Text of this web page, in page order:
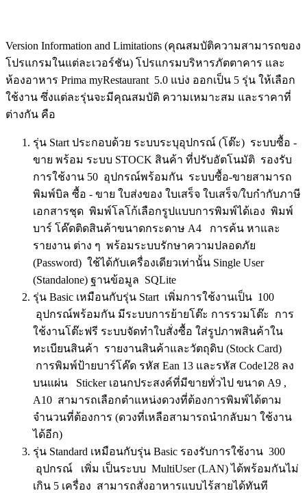
Version Information and Limitations (คุณสมบัติความสามารถของ
โปรแกรมในแต่ละเวอร์ชัน) โปรแกรมบริหารภัตตาคาร และ
ห้องอาหาร Prima myRestaurant 5.0 แบ่ง ออกเป็น 5 รุ่น ให้เลือก
ใช้งาน ซึ่งแต่ละรุ่นจะมีคุณสมบัติ ความเหมาะสม และราคาที่
ต่างกัน คือ
รุ่น Start ประกอบด้วย ระบบระบุอุปกรณ์ (โต๊ะ) ระบบซื้อ -
ขาย พร้อม ระบบ STOCK สินค้า ที่ปรับอัตโนมัติ รองรับ
การใช้งาน 50 อุปกรณ์พร้อมกัน ระบบซื้อ-ขายสามารถ
พิมพ์บิล ซื้อ - ขาย ใบส่งของ ใบเสร็จ ใบเสร็จ/ใบกำกับภาษี
เอกสารชุด พิมพ์โลโก้เลือกรูปแบบการพิมพ์ได้เอง พิมพ์
บาร์ โค๊ดติดสินค้าขนาดกระดาษ A4 การค้น หาและ
รายงาน ต่าง ๆ พร้อมระบบรักษาความปลอดภัย
(Password) ใช้ได้กับเครื่องเดียวเท่านั้น Single User
(Standalone) ฐานข้อมูล SQLite
รุ่น Basic เหมือนกับรุ่น Start เพิ่มการใช้งานเป็น 100
อุปกรณ์พร้อมกัน มีระบบการย้ายโต๊ะ การรวมโต๊ะ การ
ใช้งานโต๊ะฟรี ระบบจัดทำใบสั่งซื้อ ใส่รูปภาพสินค้าใน
ทะเบียนสินค้า รายงานสินค้าและวัตถุดิบ (Stock Card)
การพิมพ์ป้ายบาร์โค๊ด รหัส Ean 13 และรหัส Code128 ลง
บนแผ่น Sticker เอนกประสงค์ที่มีขายทั่วไป ขนาด A9 ,
A10 สามารถเลือกตำแหน่งดวงที่ต้องการพิมพ์ได้ตาม
จำนวนที่ต้องการ (ดวงที่เหลือสามารถนำกลับมา ใช้งาน
ได้อีก)
รุ่น Standard เหมือนกับรุ่น Basic รองรับการใช้งาน 300
อุปกรณ์ เพิ่ม เป็นระบบ MultiUser (LAN) ได้พร้อมกันไม่
เกิน 5 เครื่อง สามารถสั่งอาหารแบบไร้สายได้ทันที